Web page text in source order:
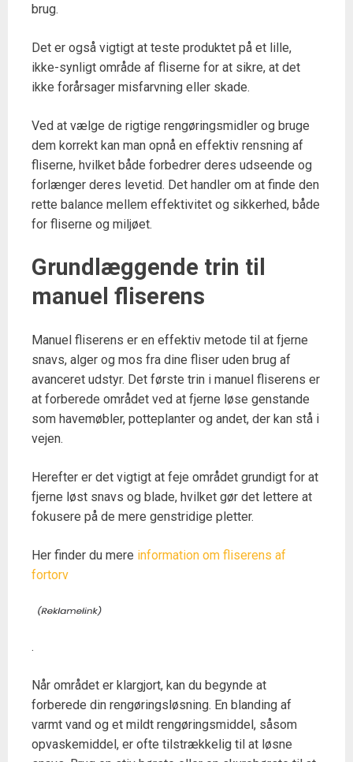
brug.
Det er også vigtigt at teste produktet på et lille,
ikke-synligt område af fliserne for at sikre, at det
ikke forårsager misfarvning eller skade.
Ved at vælge de rigtige rengøringsmidler og bruge
dem korrekt kan man opnå en effektiv rensning af
fliserne, hvilket både forbedrer deres udseende og
forlænger deres levetid. Det handler om at finde den
rette balance mellem effektivitet og sikkerhed, både
for fliserne og miljøet.
Grundlæggende trin til
manuel fliserens
Manuel fliserens er en effektiv metode til at fjerne
snavs, alger og mos fra dine fliser uden brug af
avanceret udstyr. Det første trin i manuel fliserens er
at forberede området ved at fjerne løse genstande
som havemøbler, potteplanter og andet, der kan stå i
vejen.
Herefter er det vigtigt at feje området grundigt for at
fjerne løst snavs og blade, hvilket gør det lettere at
fokusere på de mere genstridige pletter.
Her finder du mere information om fliserens af
fortorv
.
Når området er klargjort, kan du begynde at
forberede din rengøringsløsning. En blanding af
varmt vand og et mildt rengøringsmiddel, såsom
opvaskemiddel, er ofte tilstrækkelig til at løsne